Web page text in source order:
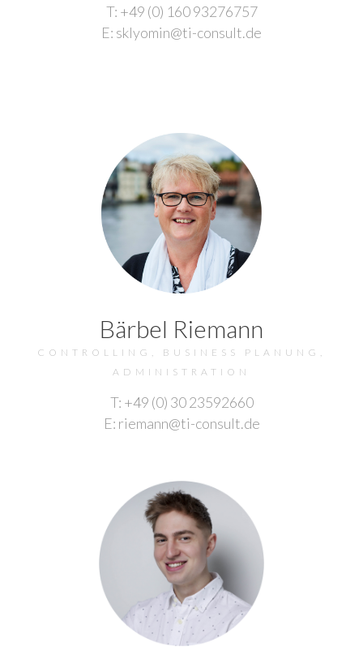
T: +49 (0) 160 93276757
E: sklyomin@ti-consult.de
Bärbel Riemann
CONTROLLING, BUSINESS PLANUNG,
ADMINISTRATION
T: +49 (0) 30 23592660
E: riemann@ti-consult.de